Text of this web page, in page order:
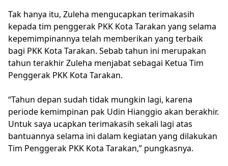
Tak hanya itu, Zuleha mengucapkan terimakasih
kepada tim penggerak PKK Kota Tarakan yang selama
kepemimpinannya telah memberikan yang terbaik
bagi PKK Kota Tarakan. Sebab tahun ini merupakan
tahun terakhir Zuleha menjabat sebagai Ketua Tim
Penggerak PKK Kota Tarakan.
“Tahun depan sudah tidak mungkin lagi, karena
periode kemimpinan pak Udin Hianggio akan berakhir.
Untuk saya ucapkan terimakasih sekali lagi atas
bantuannya selama ini dalam kegiatan yang dilakukan
Tim Penggerak PKK Kota Tarakan,” pungkasnya.